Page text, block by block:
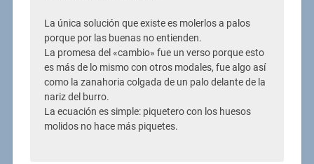
La única solución que existe es molerlos a palos
porque por las buenas no entienden.
La promesa del «cambio» fue un verso porque esto
es más de lo mismo con otros modales, fue algo así
como la zanahoria colgada de un palo delante de la
nariz del burro.
La ecuación es simple: piquetero con los huesos
molidos no hace más piquetes.